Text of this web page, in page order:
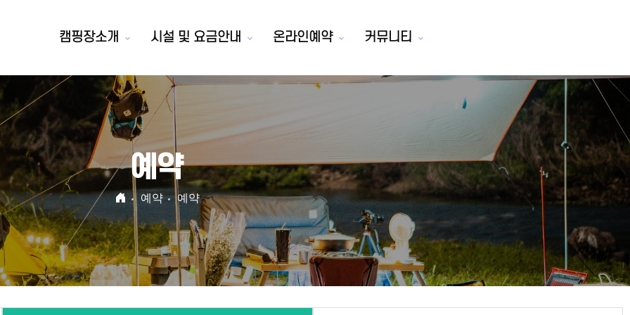
캠핑장소개 시설 및 요금안내 온라인예약 커뮤니티
예약
예약 예약